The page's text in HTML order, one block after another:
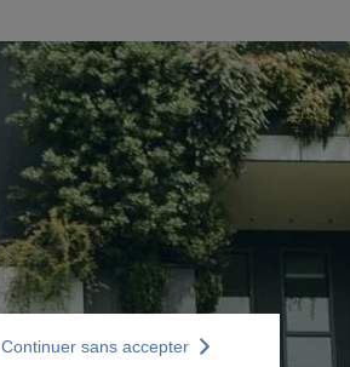
Continuer sans accepter